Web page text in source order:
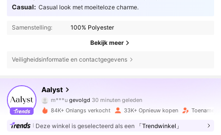
Casual: Casual look met moeiteloze charme.
Samenstelling: 100% Polyester
Bekijk meer
Veiligheidsinformatie en contactgegevens
Aalyst
m***ugevolgd 30 minuten geleden
r***r is aan het browsen
176K Volgers
84K+ Onlangs verkocht 33K+ Opnieuw kopen Toename
Deze winkel is geselecteerd als een 「Trendwinkel」